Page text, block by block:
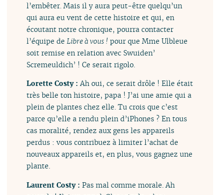
l’embêter. Mais il y aura peut-être quelqu’un
qui aura eu vent de cette histoire et qui, en
écoutant notre chronique, pourra contacter
l’équipe deLibre à vous ! pour que Mme Ulbleue
soit remise en relation avec Swuiden’
Scremeuldich’ ! Ce serait rigolo.
Lorette Costy :Ah oui, ce serait drôle ! Elle était
très belle ton histoire, papa ! J’ai une amie qui a
plein de plantes chez elle. Tu crois que c’est
parce qu’elle a rendu plein d’iPhones ? En tous
cas moralité, rendez aux gens les appareils
perdus : vous contribuez à limiter l’achat de
nouveaux appareils et, en plus, vous gagnez une
plante.
Laurent Costy :Pas mal comme morale. Ah